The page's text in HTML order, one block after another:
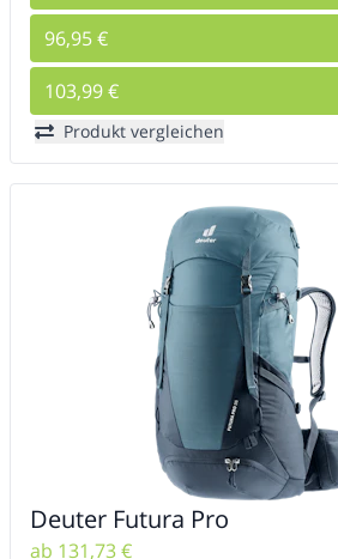
96,95 €
103,99 €
Produkt vergleichen
Deuter Futura Pro
ab 131,73 €